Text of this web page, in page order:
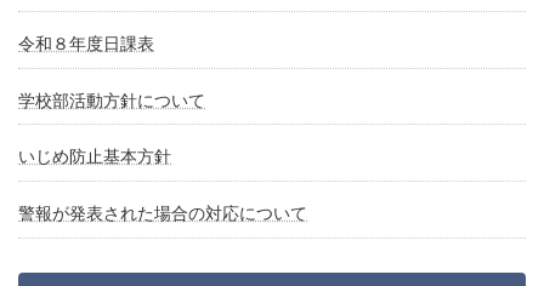
令和８年度日課表
学校部活動方針について
いじめ防止基本方針
警報が発表された場合の対応について